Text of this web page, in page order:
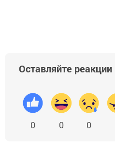
Оставляйте реакции
0 0 0